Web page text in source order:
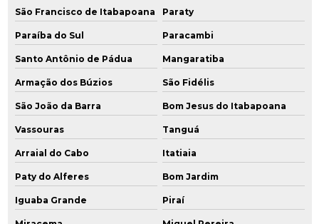
Instalação de poço de monitoramento
Investigação ambiental confirmatória
Investigação ambiental detalhada
Investigação de áreas contaminadas
Investigação confirmatória
Investigação confirmatória de passivo ambiental
São Francisco de Itabapoana Paraty
Paraíba do Sul Paracambi
Santo Antônio de Pádua Mangaratiba
Armação dos Búzios São Fidélis
São João da Barra Bom Jesus do Itabapoana
Vassouras Tanguá
Arraial do Cabo Itatiaia
Paty do Alferes Bom Jardim
Iguaba Grande Piraí